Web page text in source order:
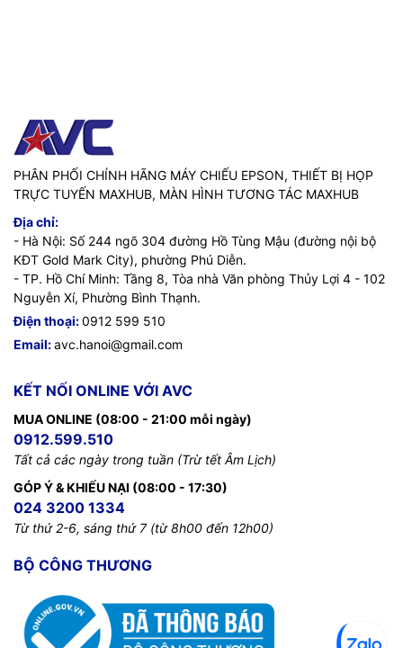
PHÂN PHỐI CHÍNH HÃNG MÁY CHIẾU EPSON, THIẾT BỊ HỌP
TRỰC TUYẾN MAXHUB, MÀN HÌNH TƯƠNG TÁC MAXHUB
Địa chỉ:
- Hà Nội: Số 244 ngõ 304 đường Hồ Tùng Mậu (đường nội bộ
KĐT Gold Mark City), phường Phú Diễn.
- TP. Hồ Chí Minh: Tầng 8, Tòa nhà Văn phòng Thủy Lợi 4 - 102
Nguyễn Xí, Phường Bình Thạnh.
Điện thoại:0912 599 510
Email:avc.hanoi@gmail.com
KẾT NỐI ONLINE VỚI AVC
MUA ONLINE (08:00 - 21:00 mỗi ngày)
0912.599.510
Tất cả các ngày trong tuần (Trừ tết Âm Lịch)
GÓP Ý & KHIẾU NẠI (08:00 - 17:30)
024 3200 1334
Từ thứ 2-6, sáng thứ 7 (từ 8h00 đến 12h00)
BỘ CÔNG THƯƠNG